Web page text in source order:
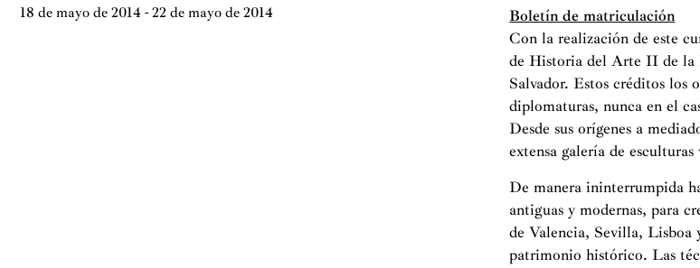
18 de mayo de 2014 - 22 de mayo de 2014
Boletín de matriculación
Con la realización de este
de Historia del Arte II de la
Salvador. Estos créditos los
diplomaturas, nunca en el
Desde sus orígenes a
extensa galería de
De manera ininterrumpida
antiguas y modernas, para
de Valencia, Sevilla, Lisboa
patrimonio histórico. Las